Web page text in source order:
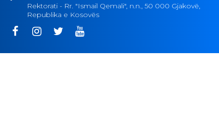
Rektorati - Rr. "Ismail Qemali", n.n., 50 000 Gjakovë,
Republika e Kosovës